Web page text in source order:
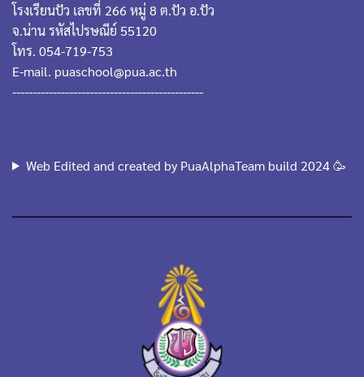
โรงเรียนปัว เลขที่ 266 หมู่ 8 ต.ปัว อ.ปัว
จ.น่าน รหัสไปรษณีย์ 55120
โทร. 054-719-753
E-mail. puaschool@pua.ac.th
-----------------------------------------------
Web Edited and created by PuaAlphaTeam build 2024 🥳